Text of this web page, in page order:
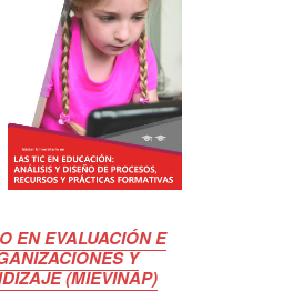
EN EVALUACIÓN E
Y
(MIEVINAP)